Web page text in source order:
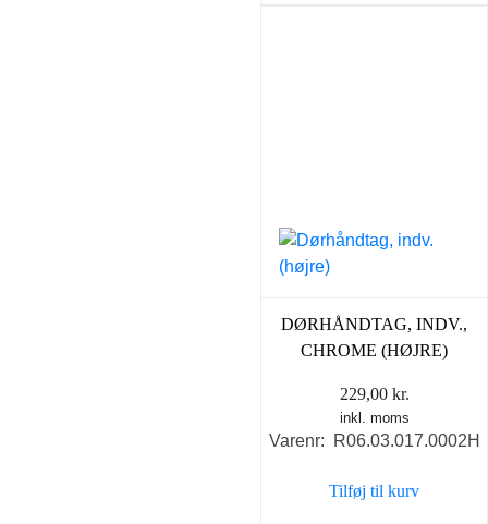
DØRHÅNDTAG, INDV.,
CHROME (HØJRE)
229,00 kr.
inkl. moms
Varenr: R06.03.017.0002H
Tilføj til kurv